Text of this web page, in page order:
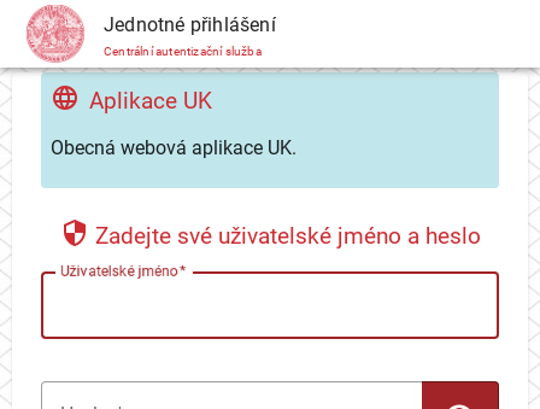
CAS Jednotné přihlášení
Centrální autentizační služba
Aplikace UK
Obecná webová aplikace UK.
Zadejte své uživatelské jméno a heslo
Uživatelské jméno